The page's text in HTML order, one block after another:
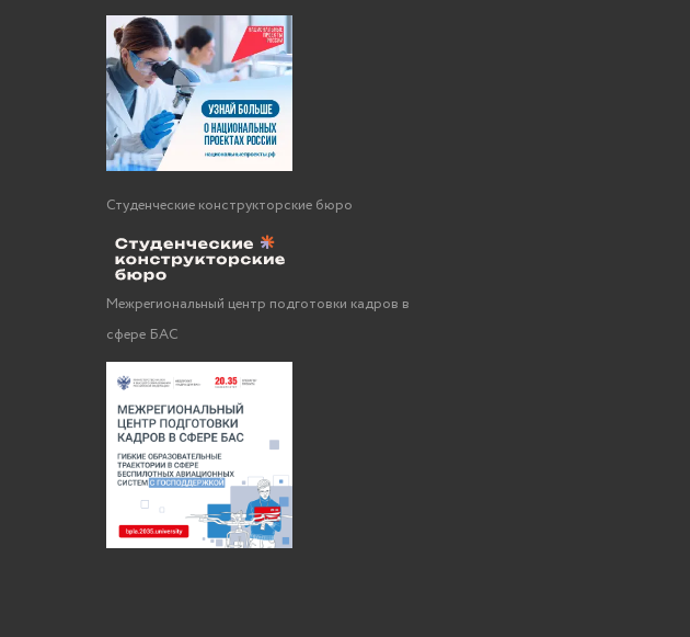
Студенческие конструкторские бюро
Межрегиональный центр подготовки кадров в
сфере БАС